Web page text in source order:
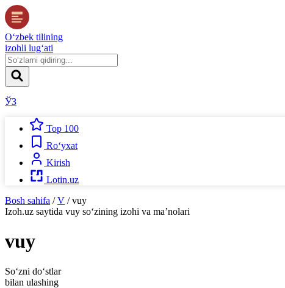
O‘zbek tilining
izohli lug‘ati
ЎЗ
Top 100
Ro‘yxat
Kirish
Lotin.uz
Bosh sahifa / V / vuy
Izoh.uz saytida vuy so‘zining izohi va ma’nolari
vuy
So‘zni do‘stlar
bilan ulashing